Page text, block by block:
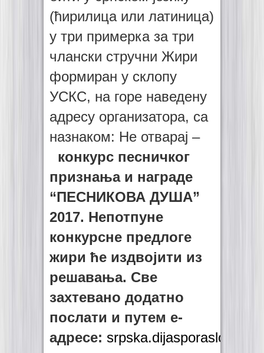
(ћирилица или латиница)
у три примерка за три
члански стручни Жири
формиран у склопу
УСКС, на горе наведену
адресу организатора, са
назнаком: Не отварај –
конкурс песничког
признања и награде
“ПЕСНИКОВА ДУША”
2017. Непотпуне
конкурсне предлоге
жири ће издвојити из
решавања. Све
захтевано додатно
послати и путем е-
адресе: